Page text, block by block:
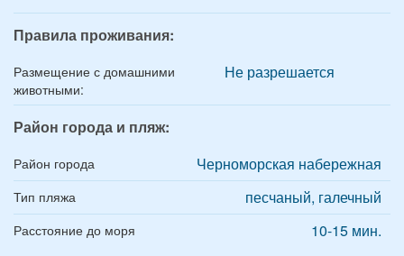
Правила проживания:
Размещение с домашними
животными:
Не разрешается
Район города и пляж:
Район города Черноморская набережная
Тип пляжа песчаный, галечный
Расстояние до моря
10-15 мин.